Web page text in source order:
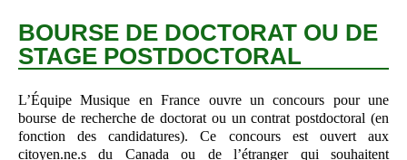
BOURSE DE DOCTORAT OU DE
STAGE POSTDOCTORAL
L’Équipe Musique en France ouvre un concours pour une
bourse de recherche de doctorat ou un contrat postdoctoral (en
fonction des candidatures). Ce concours est ouvert aux
citoyen.ne.s du Canada ou de l’étranger qui souhaitent